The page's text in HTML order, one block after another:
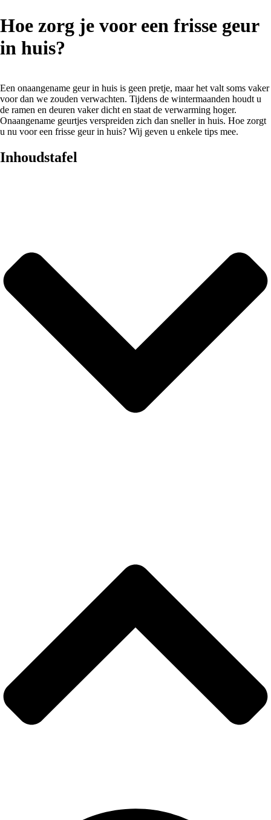
Hoe zorg je voor een frisse geur
in huis?
Een onaangename geur in huis is geen pretje, maar het valt soms vaker
voor dan we zouden verwachten. Tijdens de wintermaanden houdt u
de ramen en deuren vaker dicht en staat de verwarming hoger.
Onaangename geurtjes verspreiden zich dan sneller in huis. Hoe zorgt
u nu voor een frisse geur in huis? Wij geven u enkele tips mee.
Inhoudstafel